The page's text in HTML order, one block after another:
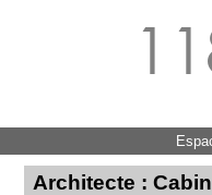
Architecte :